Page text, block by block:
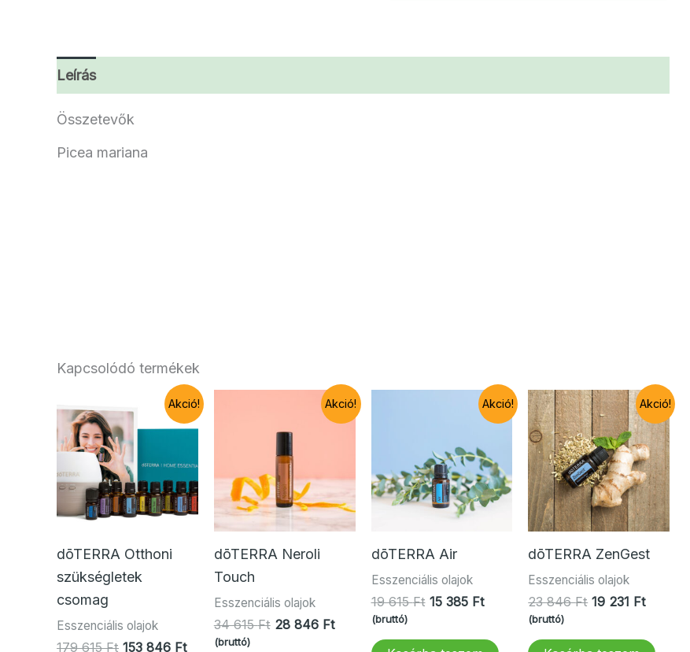
Leírás
Összetevők
Picea mariana
Kapcsolódó termékek
Akció!
dōTERRA Otthoni
szükségletek
csomag
Esszenciális olajok
179 615Ft Original
153 846 FtCurrent
Akció!
dōTERRA Neroli
Touch
Esszenciális olajok
34 615Ft Original
28 846 FtCurrent
(bruttó)
Akció!
dōTERRA Air
Esszenciális olajok
19 615Ft Original
15 385 FtCurrent
(bruttó)
Akció!
dōTERRA ZenGest
Esszenciális olajok
23 846Ft Original
19 231 FtCurrent
(bruttó)